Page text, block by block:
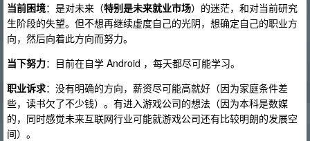
当前困境：是对未来（特别是未来就业市场）的迷茫，和对当前研究
生阶段的失望。但不想再继续虚度自己的光阴，想确定自己的职业方
向，然后向着此方向而努力。
当下努力：目前在自学 Android ，每天都尽可能学习。
职业诉求：没有明确的方向，薪资尽可能高就好（因为家庭条件差
些，读书欠了不少钱）。有进入游戏公司的想法（因为本科是数媒
的，同时感觉未来互联网行业可能就游戏公司还有比较明朗的发展空
间）。